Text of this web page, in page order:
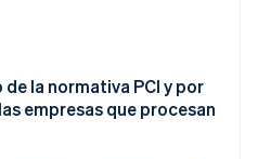
construye la infraestructura
la normativa PCI y por
empresas que procesan